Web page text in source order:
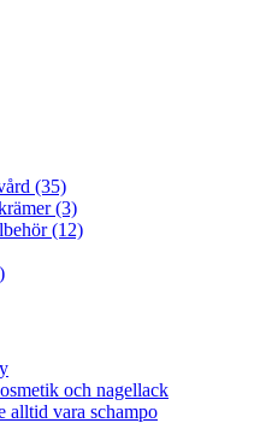
(35)
(3)
(12)
och nagellack
alltid vara schampo